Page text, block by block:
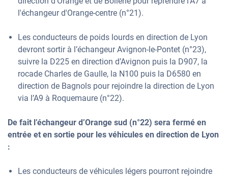
l'échangeur d'Orange-centre (n°21).
Les conducteurs de poids lourds en direction de Lyon
devront sortir à l’échangeur Avignon-le-Pontet (n°23),
suivre la D225 en direction d’Avignon puis la D907, la
rocade Charles de Gaulle, la N100 puis la D6580 en
direction de Bagnols pour rejoindre la direction de Lyon
via l’A9 à Roquemaure (n°22).
De fait l’échangeur d’Orange sud (n°22) sera fermé en
entrée et en sortie pour les véhicules en direction de Lyon
:
Les conducteurs de véhicules légers pourront rejoindre